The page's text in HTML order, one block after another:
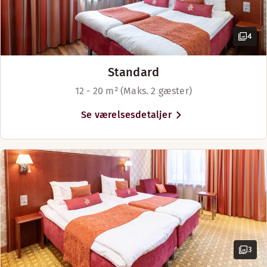
4
Standard
12 - 20 m² (Maks. 2 gæster)
Se værelsesdetaljer
3